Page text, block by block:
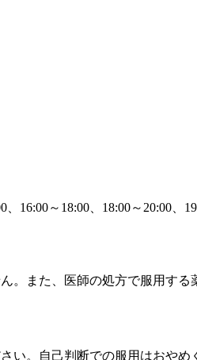
～18:00、18:00～20:00、
。また、医師の処方で服用す
い。自己判断での服用はおやめ